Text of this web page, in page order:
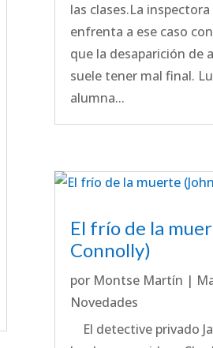
las clases.La
enfrenta a ese caso
que la desaparición de
suele tener mal final.
alumna...
El frío de la
Connolly)
por Montse Martín |
Novedades
El detective privado